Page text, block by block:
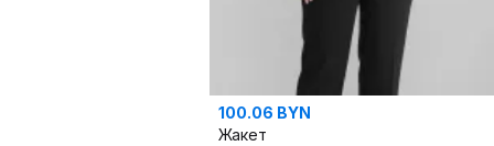
100.06 BYN
Жакет